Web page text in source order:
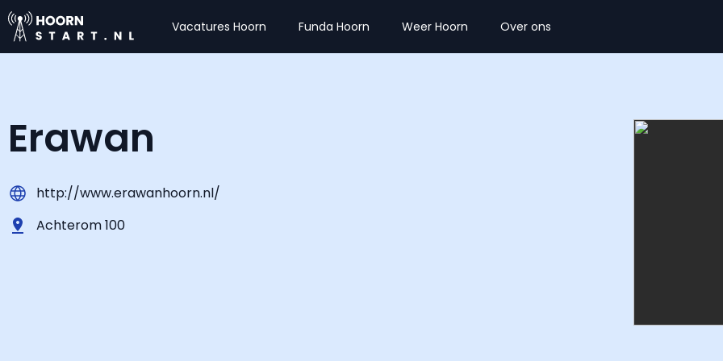
Vacatures Hoorn Funda Hoorn Weer Hoorn Over ons
Erawan
http://www.erawanhoorn.nl/
Achterom 100